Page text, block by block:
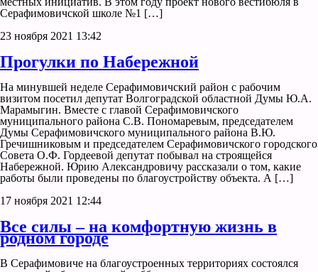
Серафимовичской школе №1 […]
23 ноября 2021 13:42
Прогулки по Набережной
На минувшей неделе Серафимовичский район с рабочим
визитом посетил депутат Волгоградской областной Думы Ю.А.
Марамыгин. Вместе с главой Серафимовичского
муниципального района С.В. Пономаревым, председателем
Думы Серафимовичского муниципального района В.Ю.
Гречишниковым и председателем Серафимовичского городского
Совета О.Ф. Гордеевой депутат побывал на строящейся
Набережной. Юрию Александровичу рассказали о том, какие
работы были проведены по благоустройству объекта. А […]
17 ноября 2021 12:44
Все силы – на комфортную жизнь в
родном городе
В Серафимовиче на благоустроенных территориях состоялся